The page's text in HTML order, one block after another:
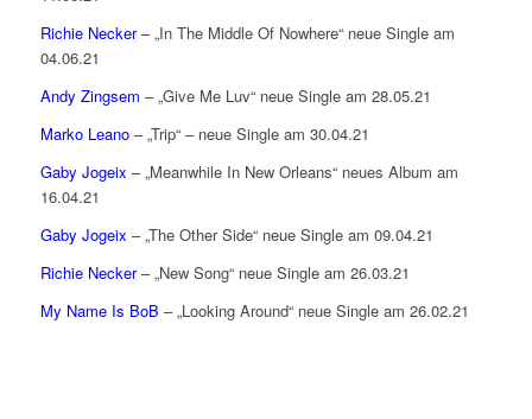
Richie Necker– „In The Middle Of Nowhere“ neue Single am
04.06.21
Andy Zingsem – „Give Me Luv“ neue Single am 28.05.21
Marko Leano– „Trip“ – neue Single am 30.04.21
Gaby Jogeix – „Meanwhile In New Orleans“ neues Album am
16.04.21
Gaby Jogeix – „The Other Side“ neue Single am 09.04.21
Richie Necker– „New Song“ neue Single am 26.03.21
My Name Is BoB – „Looking Around“ neue Single am 26.02.21